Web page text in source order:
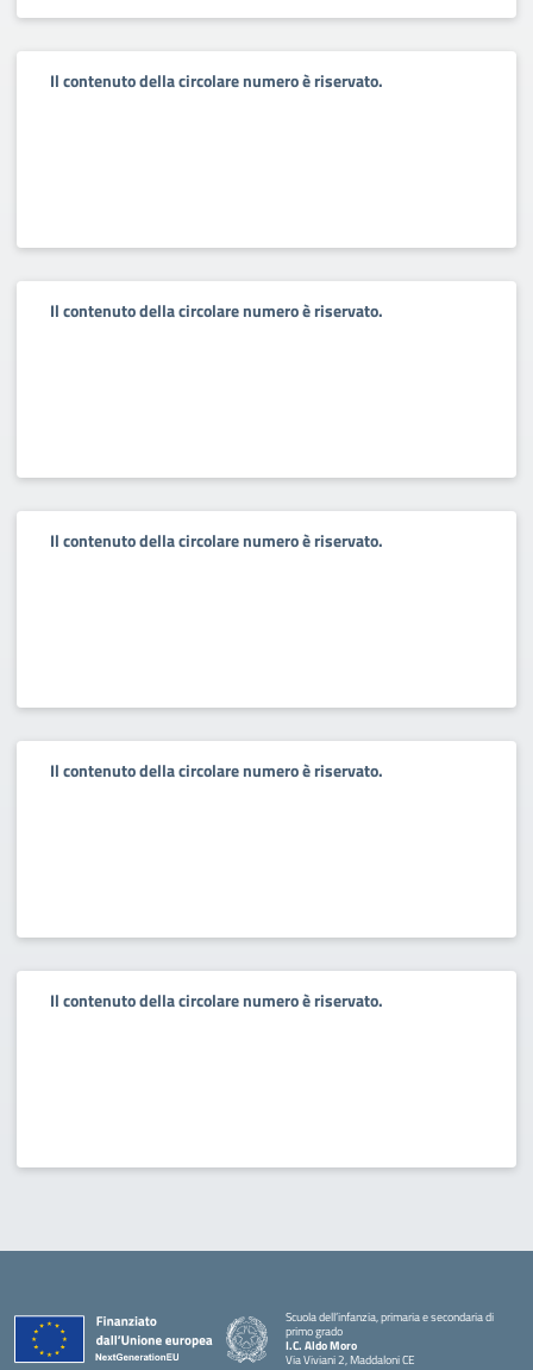
Il contenuto della circolare numero è riservato.
Il contenuto della circolare numero è riservato.
Il contenuto della circolare numero è riservato.
Il contenuto della circolare numero è riservato.
Il contenuto della circolare numero è riservato.
Scuola dell’infanzia, primaria e secondaria di
primo grado
I.C. Aldo Moro
Via Viviani 2, Maddaloni CE